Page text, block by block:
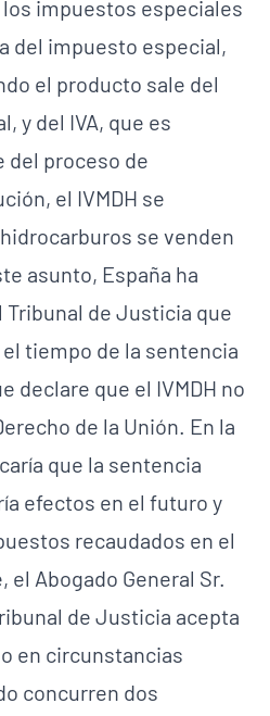
impuestos especiales
del impuesto especial,
el producto sale del
y del IVA, que es
del proceso de
el IVMDH se
se venden
asunto, España ha
de Justicia que
tiempo de la sentencia
declare que el IVMDH no
de la Unión. En la
que la sentencia
efectos en el futuro y
recaudados en el
el Abogado General Sr.
de Justicia acepta
en circunstancias
concurren dos